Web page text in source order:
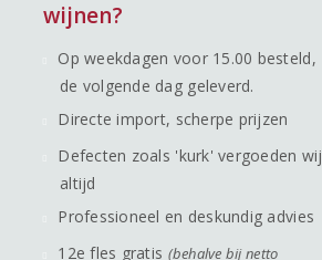
wijnen?
Op weekdagen voor 15.00 besteld,
de volgende dag geleverd.
Directe import, scherpe prijzen
Defecten zoals 'kurk' vergoeden wij
altijd
Professioneel en deskundig advies
12e fles gratis (behalve bij netto